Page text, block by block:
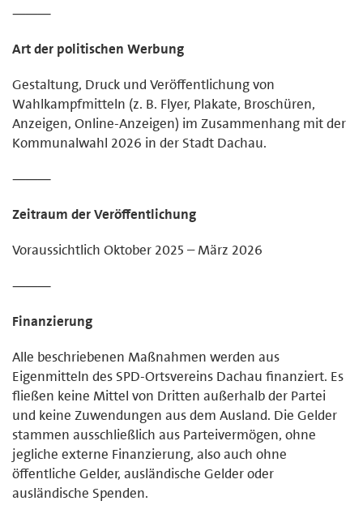
⸻
Art der politischen Werbung
Gestaltung, Druck und Veröffentlichung von
Wahlkampfmitteln (z. B. Flyer, Plakate, Broschüren,
Anzeigen, Online-Anzeigen) im Zusammenhang mit der
Kommunalwahl 2026 in der Stadt Dachau.
⸻
Zeitraum der Veröffentlichung
Voraussichtlich Oktober 2025 – März 2026
⸻
Finanzierung
Alle beschriebenen Maßnahmen werden aus
Eigenmitteln des SPD-Ortsvereins Dachau finanziert. Es
fließen keine Mittel von Dritten außerhalb der Partei
und keine Zuwendungen aus dem Ausland. Die Gelder
stammen ausschließlich aus Parteivermögen, ohne
jegliche externe Finanzierung, also auch ohne
öffentliche Gelder, ausländische Gelder oder
ausländische Spenden.